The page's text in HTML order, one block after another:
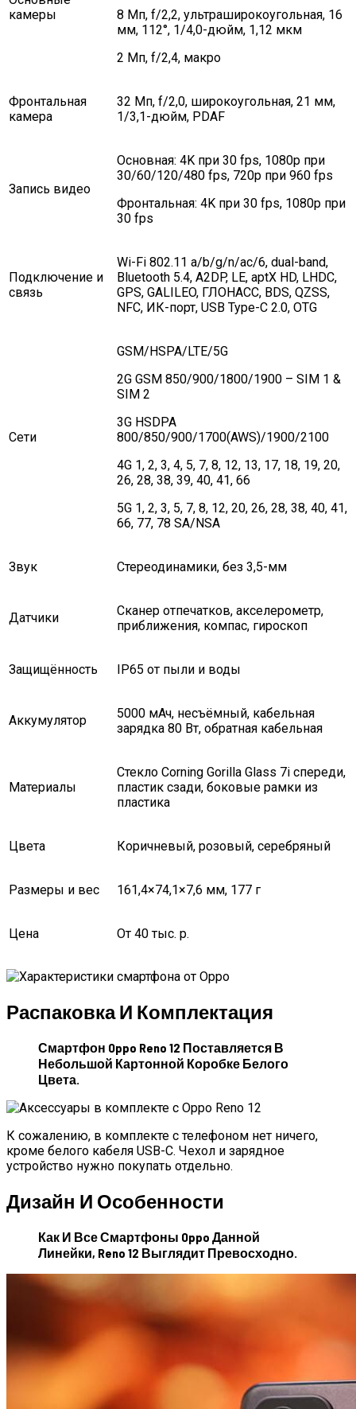
камеры
8 Мп, f/2,2, ультраширокоугольная, 16
мм, 112°, 1/4,0-дюйм, 1,12 мкм
2 Мп, f/2,4, макро
Фронтальная
камера
32 Мп, f/2,0, широкоугольная, 21 мм,
1/3,1-дюйм, PDAF
Запись видео
Основная: 4K при 30 fps, 1080p при
30/60/120/480 fps, 720p при 960 fps
Фронтальная: 4K при 30 fps, 1080p при
30 fps
Подключение и
связь
Wi-Fi 802.11 a/b/g/n/ac/6, dual-band,
Bluetooth 5.4, A2DP, LE, aptX HD, LHDC,
GPS, GALILEO, ГЛОНАСС, BDS, QZSS,
NFC, ИК-порт, USB Type-C 2.0, OTG
Сети
GSM/HSPA/LTE/5G
2G GSM 850/900/1800/1900 – SIM 1 &
SIM 2
3G HSDPA
800/850/900/1700(AWS)/1900/2100
4G 1, 2, 3, 4, 5, 7, 8, 12, 13, 17, 18, 19, 20,
26, 28, 38, 39, 40, 41, 66
5G 1, 2, 3, 5, 7, 8, 12, 20, 26, 28, 38, 40, 41,
66, 77, 78 SA/NSA
Звук Стереодинамики, без 3,5-мм
Датчики
Сканер отпечатков, акселерометр,
приближения, компас, гироскоп
Защищённость IP65 от пыли и воды
Аккумулятор
5000 мАч, несъёмный, кабельная
зарядка 80 Вт, обратная кабельная
Материалы
Стекло Corning Gorilla Glass 7i спереди,
пластик сзади, боковые рамки из
пластика
Цвета Коричневый, розовый, серебряный
Размеры и вес 161,4×74,1×7,6 мм, 177 г
Цена От 40 тыс. р.
Распаковка И Комплектация
Смартфон Oppo Reno 12 Поставляется В
Небольшой Картонной Коробке Белого
Цвета.
К сожалению, в комплекте с телефоном нет ничего,
кроме белого кабеля USB-C. Чехол и зарядное
устройство нужно покупать отдельно.
Дизайн И Особенности
Как И Все Смартфоны Oppo Данной
Линейки, Reno 12 Выглядит Превосходно.